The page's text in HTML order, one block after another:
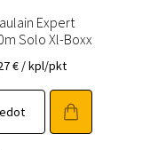
Expert
Solo Xl-Boxx
€ / kpl/pkt